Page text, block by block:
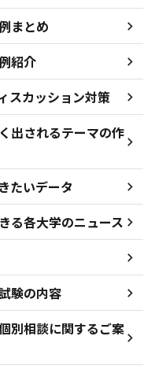
まとめ
紹介
スカッション対策
出されるテーマの作
たいデータ
る各大学のニュース
験の内容
別相談に関するご案